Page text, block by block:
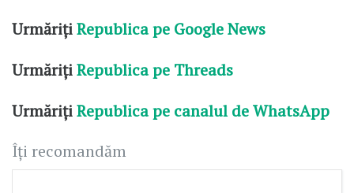
UrmărițiRepublica pe Google News
UrmărițiRepublica pe Threads
UrmărițiRepublica pe canalul de WhatsApp
Îți recomandăm